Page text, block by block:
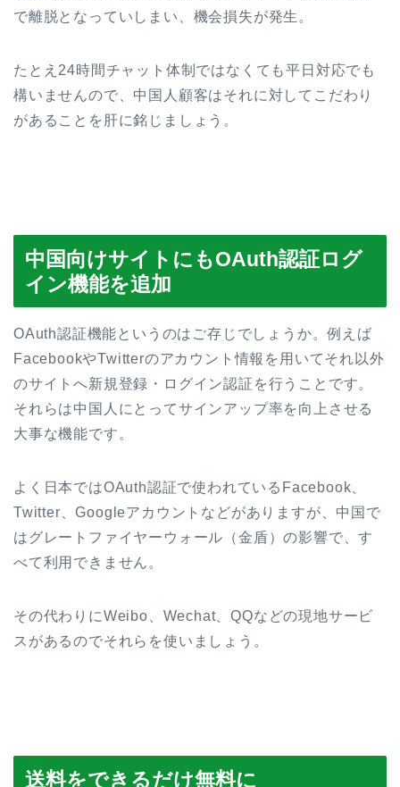
で離脱となっていしまい、機会損失が発生。
たとえ24時間チャット体制ではなくても平日対応でも
構いませんので、中国人顧客はそれに対してこだわり
があることを肝に銘じましょう。
中国向けサイトにもOAuth認証ログ
イン機能を追加
OAuth認証機能というのはご存じでしょうか。例えば
FacebookやTwitterのアカウント情報を用いてそれ以外
のサイトへ新規登録・ログイン認証を行うことです。
それらは中国人にとってサインアップ率を向上させる
大事な機能です。
よく日本ではOAuth認証で使われているFacebook、
Twitter、Googleアカウントなどがありますが、中国で
はグレートファイヤーウォール（金盾）の影響で、す
べて利用できません。
その代わりにWeibo、Wechat、QQなどの現地サービ
スがあるのでそれらを使いましょう。
送料をできるだけ無料に